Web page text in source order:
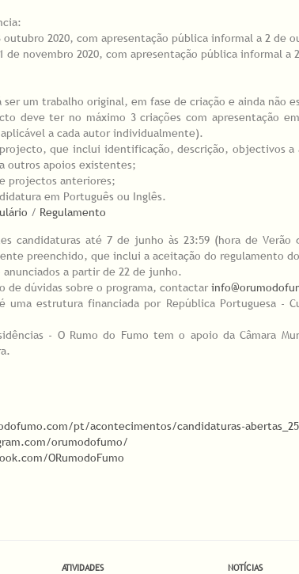
outubro 2020, com apresentação pública informal a 2 de
de novembro 2020, com apresentação pública informal a
um trabalho original, em fase de criação e ainda não
deve ter no máximo 3 criações com apresentação
a cada autor individualmente).
que inclui identificação, descrição, objectivos
outros apoios existentes;
projectos anteriores;
em Português ou Inglês.
/ Regulamento
candidaturas até 7 de junho às 23:59 (hora de
preenchido, que inclui a aceitação do regulamento
anunciados a partir de 22 de junho.
de dúvidas sobre o programa, contactar
uma estrutura financiada por República Portuguesa -
- O Rumo do Fumo tem o apoio da Câmara
pt/acontecimentos/candidaturas-abertas_25
orumodofumo/
ORumodoFumo
ATIVIDADES NOTÍCIAS